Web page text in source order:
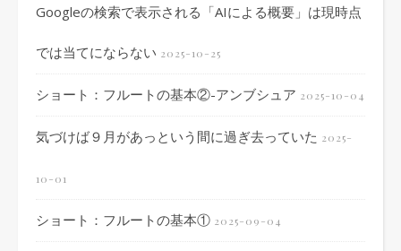
Googleの検索で表示される「AIによる概要」は現時点
では当てにならない 2025-10-25
ショート：フルートの基本②-アンブシュア 2025-10-04
気づけば９月があっという間に過ぎ去っていた 2025-
10-01
ショート：フルートの基本① 2025-09-04